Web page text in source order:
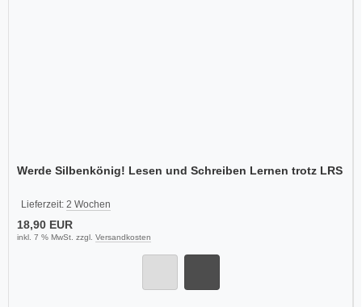
Werde Silbenkönig! Lesen und Schreiben Lernen trotz LRS
Lieferzeit: 2 Wochen
18,90 EUR
inkl. 7 % MwSt. zzgl. Versandkosten